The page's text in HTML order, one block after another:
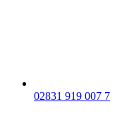
02831 919 007 7